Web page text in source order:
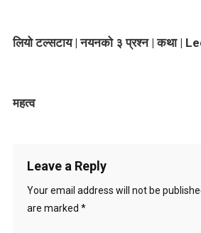
v
a
लियो टल्सटाय | नयनको ३ प्रश्न | कथा |
महत्व
Leave a Reply
Your email address will not be
are marked *